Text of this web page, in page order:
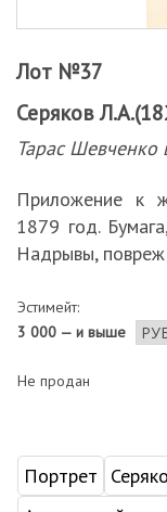
Лот №37
Серяков
Тарас Шевченко
Приложение к
1879 год.
Надрывы,
Эстимейт:
3 000 — и выше
Не продан
Портрет